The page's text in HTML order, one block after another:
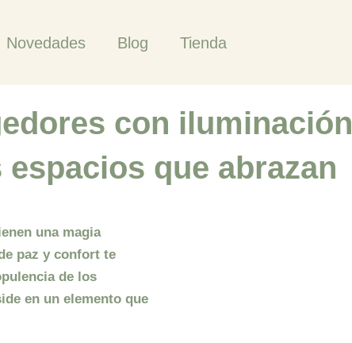
Novedades Blog Tienda
con iluminación
que abrazan
una magia
paz y confort te
de los
en un elemento que